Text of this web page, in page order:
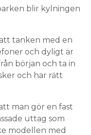
blir kylningen
att tanken med en
och dyligt är
början och ta in
och har rätt
man gör en fast
uttag som
modellen med